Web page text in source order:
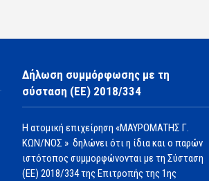
Δήλωση συμμόρφωσης με τη
σύσταση (ΕΕ) 2018/334
Η ατομική επιχείρηση «ΜΑΥΡΟΜΑΤΗΣ Γ.
ΚΩΝ/ΝΟΣ » δηλώνει ότι η ίδια και ο παρών
ιστότοπος συμμορφώνονται με τη Σύσταση
(ΕΕ) 2018/334 της Επιτροπής της 1ης